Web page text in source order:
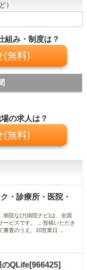
）
組み・制度は？
(無料)
の求人は？
(無料)
・診療所・医院・
病院なび(病院ナビ)は、全国
ービスです。 ... 投稿いただき
審査のうえ、10営業日 ...
のQLife[966425]